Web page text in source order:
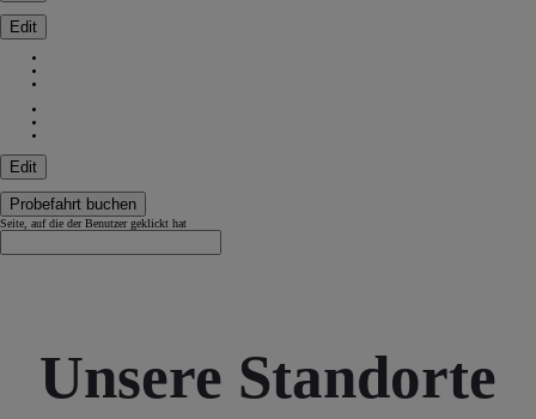
Edit
Edit
Probefahrt buchen
Seite, auf die der Benutzer geklickt hat
Unsere Standorte